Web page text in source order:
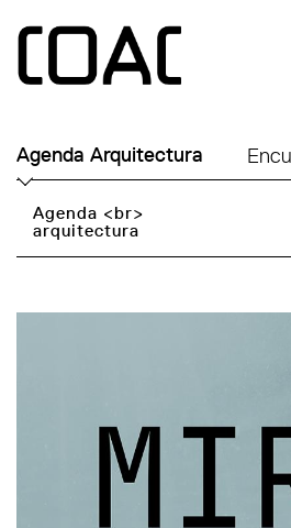
Agenda Arquitectura
Agenda <br>
arquitectura